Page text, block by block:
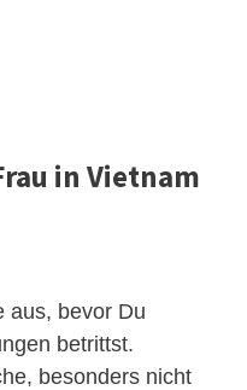
in Vietnam
aus, bevor Du
betrittst.
besonders nicht